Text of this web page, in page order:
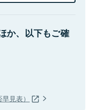
か、以下もご確
見表）